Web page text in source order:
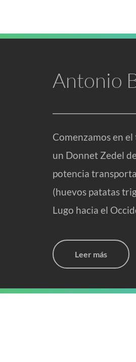
Antonio
Comenzamos en
un Donnet Zedel
potencia
(huevos patatas
Lugo hacia el
Leer más